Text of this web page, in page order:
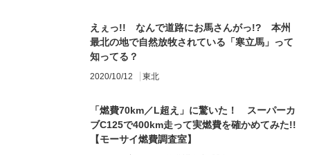
えぇっ!! なんで道路にお馬さんがっ!? 本州
最北の地で自然放牧されている「寒立馬」って
知ってる？
2020/10/12 東北
「燃費70km／L超え」に驚いた！ スーパーカ
ブC125で400km走って実燃費を確かめてみた!!
【モーサイ燃費調査室】